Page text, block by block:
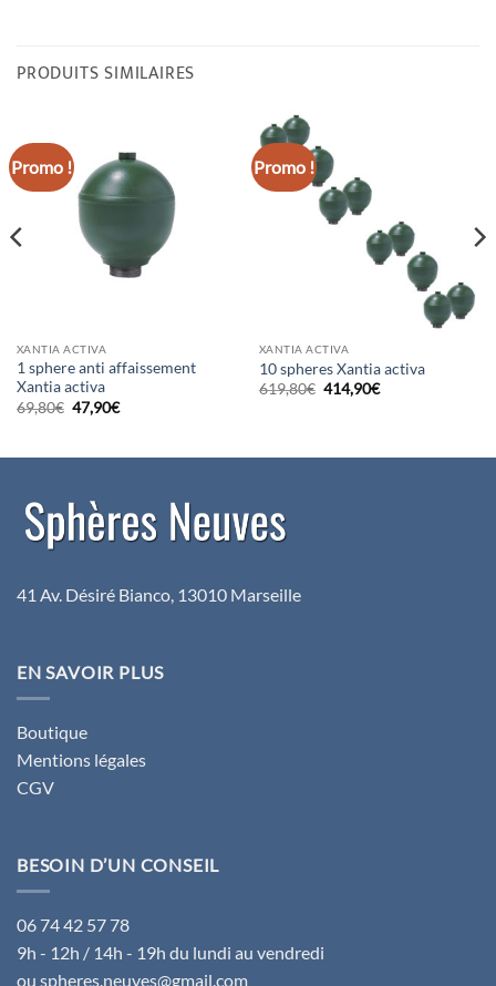
PRODUITS SIMILAIRES
Promo !
XANTIA ACTIVA
1 sphere anti affaissement
Xantia activa
69,80€ Le
prix
69,80€.
47,90€Le
47,90€.
Promo !
XANTIA ACTIVA
10 spheres Xantia activa
619,80€ Le
414,90€Le
41 Av. Désiré Bianco, 13010 Marseille
EN SAVOIR PLUS
Boutique
Mentions légales
CGV
BESOIN D’UN CONSEIL
06 74 42 57 78
9h - 12h / 14h - 19h du lundi au vendredi
ou spheres.neuves@gmail.com